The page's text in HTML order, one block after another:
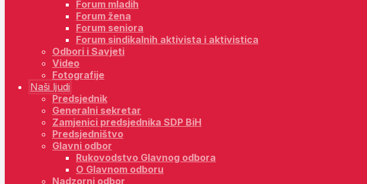
Forum mladih
Forum žena
Forum seniora
Forum sindikalnih aktivista i aktivistica
Odbori i Savjeti
Video
Fotografije
Naši ljudi
Predsjednik
Generalni sekretar
Zamjenici predsjednika SDP BiH
Predsjedništvo
Glavni odbor
Rukovodstvo Glavnog odbora
O Glavnom odboru
Nadzorni odbor